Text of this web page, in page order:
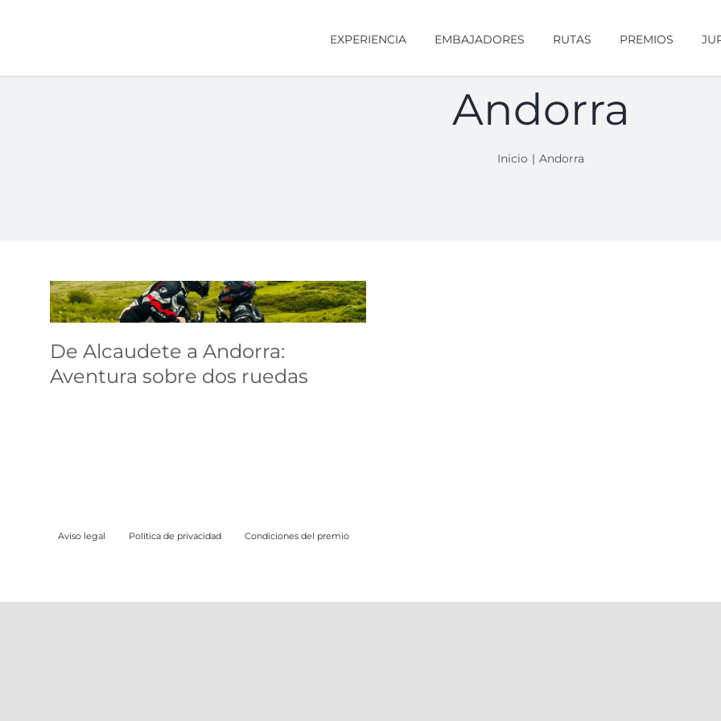
EXPERIENCIA EMBAJADORES RUTAS PREMIOS
Andorra
Inicio Andorra
De Alcaudete a
Andorra: Aventura
sobre dos ruedas
De Alcaudete a Andorra:
Aventura sobre dos ruedas
Aviso legal Política de privacidad Condiciones del premio